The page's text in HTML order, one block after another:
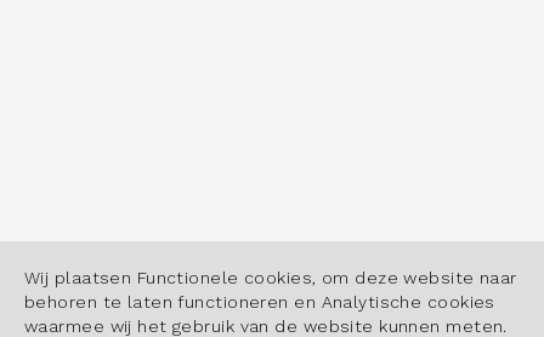
Wij plaatsen Functionele cookies, om deze website naar
behoren te laten functioneren en Analytische cookies
waarmee wij het gebruik van de website kunnen meten.